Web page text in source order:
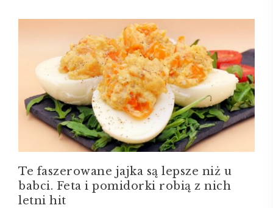
Te faszerowane jajka są lepsze niż u
babci. Feta i pomidorki robią z nich
letni hit